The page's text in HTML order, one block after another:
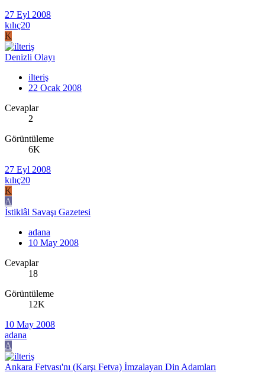
27 Eyl 2008
kılıç20
K
Denizli Olayı
ilteriş
22 Ocak 2008
Cevaplar
2
Görüntüleme
6K
27 Eyl 2008
kılıç20
K
A
İstiklâl Savaşı Gazetesi
adana
10 May 2008
Cevaplar
18
Görüntüleme
12K
10 May 2008
adana
A
Ankara Fetvası'nı (Karşı Fetva) İmzalayan Din Adamları